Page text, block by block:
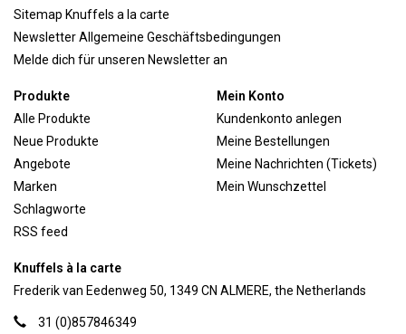
Sitemap Knuffels a la carte
Newsletter Allgemeine Geschäftsbedingungen
Melde dich für unseren Newsletter an
Produkte
Alle Produkte
Neue Produkte
Angebote
Marken
Schlagworte
RSS feed
Mein Konto
Kundenkonto anlegen
Meine Bestellungen
Meine Nachrichten (Tickets)
Mein Wunschzettel
Knuffels à la carte
Frederik van Eedenweg 50, 1349 CN ALMERE, the Netherlands
31 (0)857846349